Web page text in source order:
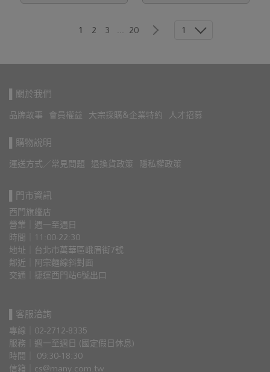
1 2 3 ... 20 1
▌關於我們
品牌故事 會員權益 大宗採購&企業特約 人才招募
▌購物說明
運送方式／常見問題 退換貨政策 隱私權政策
▌門市資訊
西門旗艦店
營業｜週一至週日
時間｜11:00-22:30
地址｜台北市萬華區峨眉街7號
鄰近｜阿宗麵線斜對面
交通｜捷運西門站6號出口
▌客服洽詢
專線｜02-2712-8335
服務｜週一至週日 (國定假日休息)
時間｜ 09:30-18:30
信箱｜cs@many.com.tw